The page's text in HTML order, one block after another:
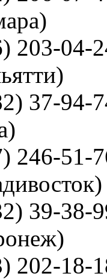
203-04-
37-94-
246-51-
39-38-
202-18-